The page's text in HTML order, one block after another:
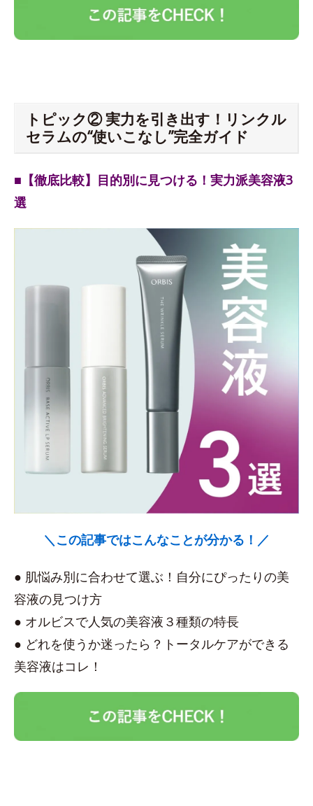
トピック② 実力を引き出す！リンクル
セラムの“使いこなし”完全ガイド
■【徹底比較】目的別に見つける！実力派美容液3
選
＼この記事ではこんなことが分かる！／
● 肌悩み別に合わせて選ぶ！自分にぴったりの美
容液の見つけ方
● オルビスで人気の美容液３種類の特長
● どれを使うか迷ったら？トータルケアができる
美容液はコレ！